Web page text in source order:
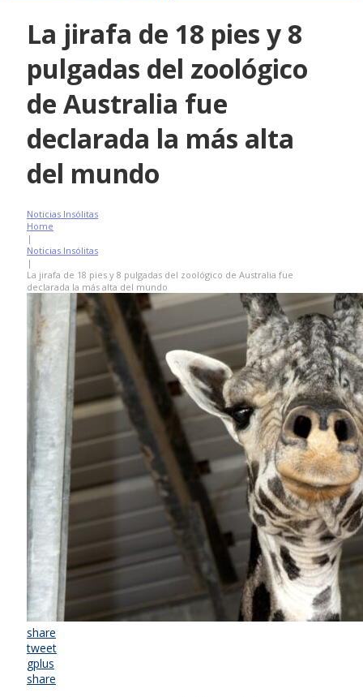
La jirafa de 18 pies y 8
pulgadas del zoológico
de Australia fue
declarada la más alta
del mundo
Noticias Insólitas
Home
|
Noticias Insólitas
|
La jirafa de 18 pies y 8 pulgadas del zoológico de Australia fue
declarada la más alta del mundo
share
tweet
gplus
share